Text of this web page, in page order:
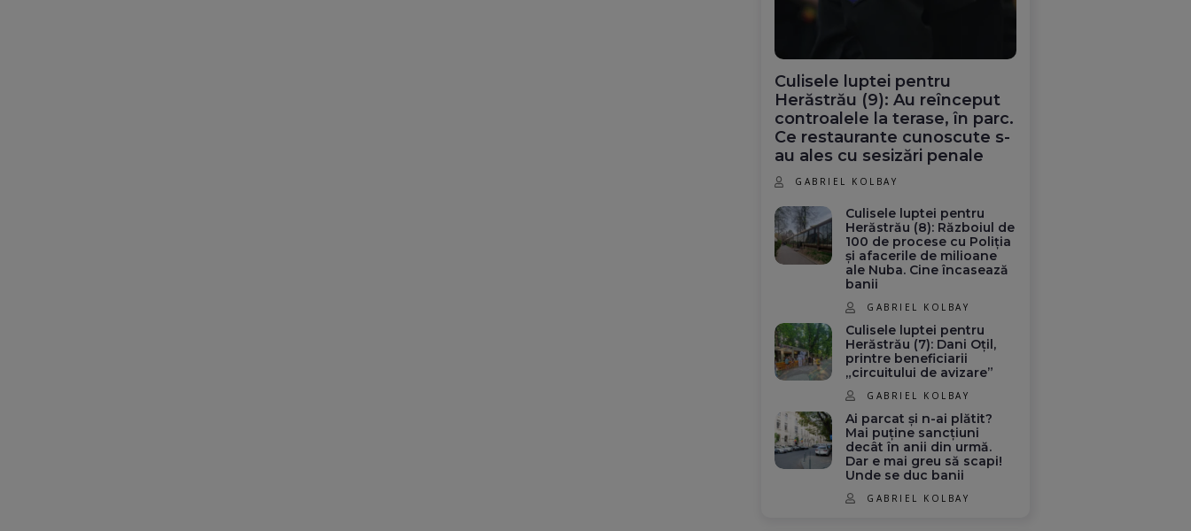
Culisele luptei pentru
Herăstrău (9): Au reînceput
controalele la terase, în parc.
Ce restaurante cunoscute s-
au ales cu sesizări penale
GABRIEL KOLBAY
Culisele luptei pentru
Herăstrău (8): Războiul de
100 de procese cu Poliția
și afacerile de milioane
ale Nuba. Cine încasează
banii
GABRIEL KOLBAY
Culisele luptei pentru
Herăstrău (7): Dani Oțil,
printre beneficiarii
„circuitului de avizare”
GABRIEL KOLBAY
Ai parcat și n-ai plătit?
Mai puține sancțiuni
decât în anii din urmă.
Dar e mai greu să scapi!
Unde se duc banii
GABRIEL KOLBAY